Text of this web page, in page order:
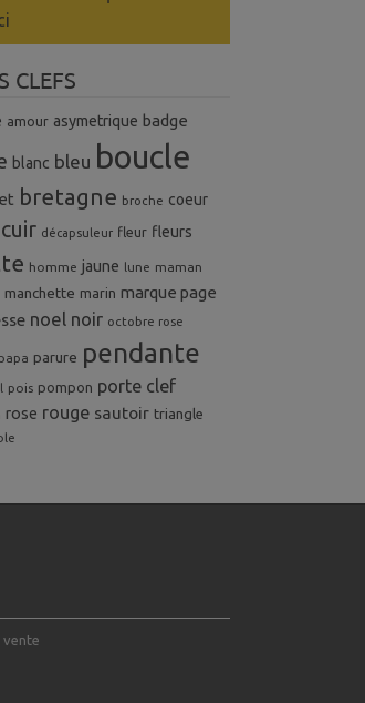
CLEFS
amour asymetrique badge
blanc bleu boucle
bretagne broche coeur
cuir décapsuleur fleur fleurs
homme jaune lune maman
manchette marin marque page
noel noir octobre rose
papa parure pendante
pois pompon porte clef
rose rouge sautoir triangle
vente